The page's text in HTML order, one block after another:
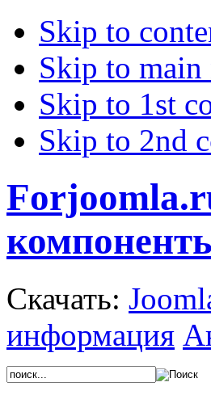
Skip to
Skip to
Skip to 1st
Skip to 2nd
Скачать:
информация